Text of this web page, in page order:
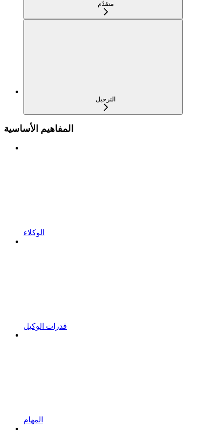
متقدّم
الترحيل
المفاهيم الأساسية
الوكلاء
قدرات الوكيل
المهام